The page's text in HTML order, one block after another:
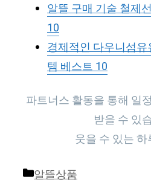
알뜰 구매 기술 철제
10
경제적인 다우니섬
템 베스트 10
파트너스 활동을 통해 일
받을 수 있
웃을 수 있는
Categories
알뜰상품